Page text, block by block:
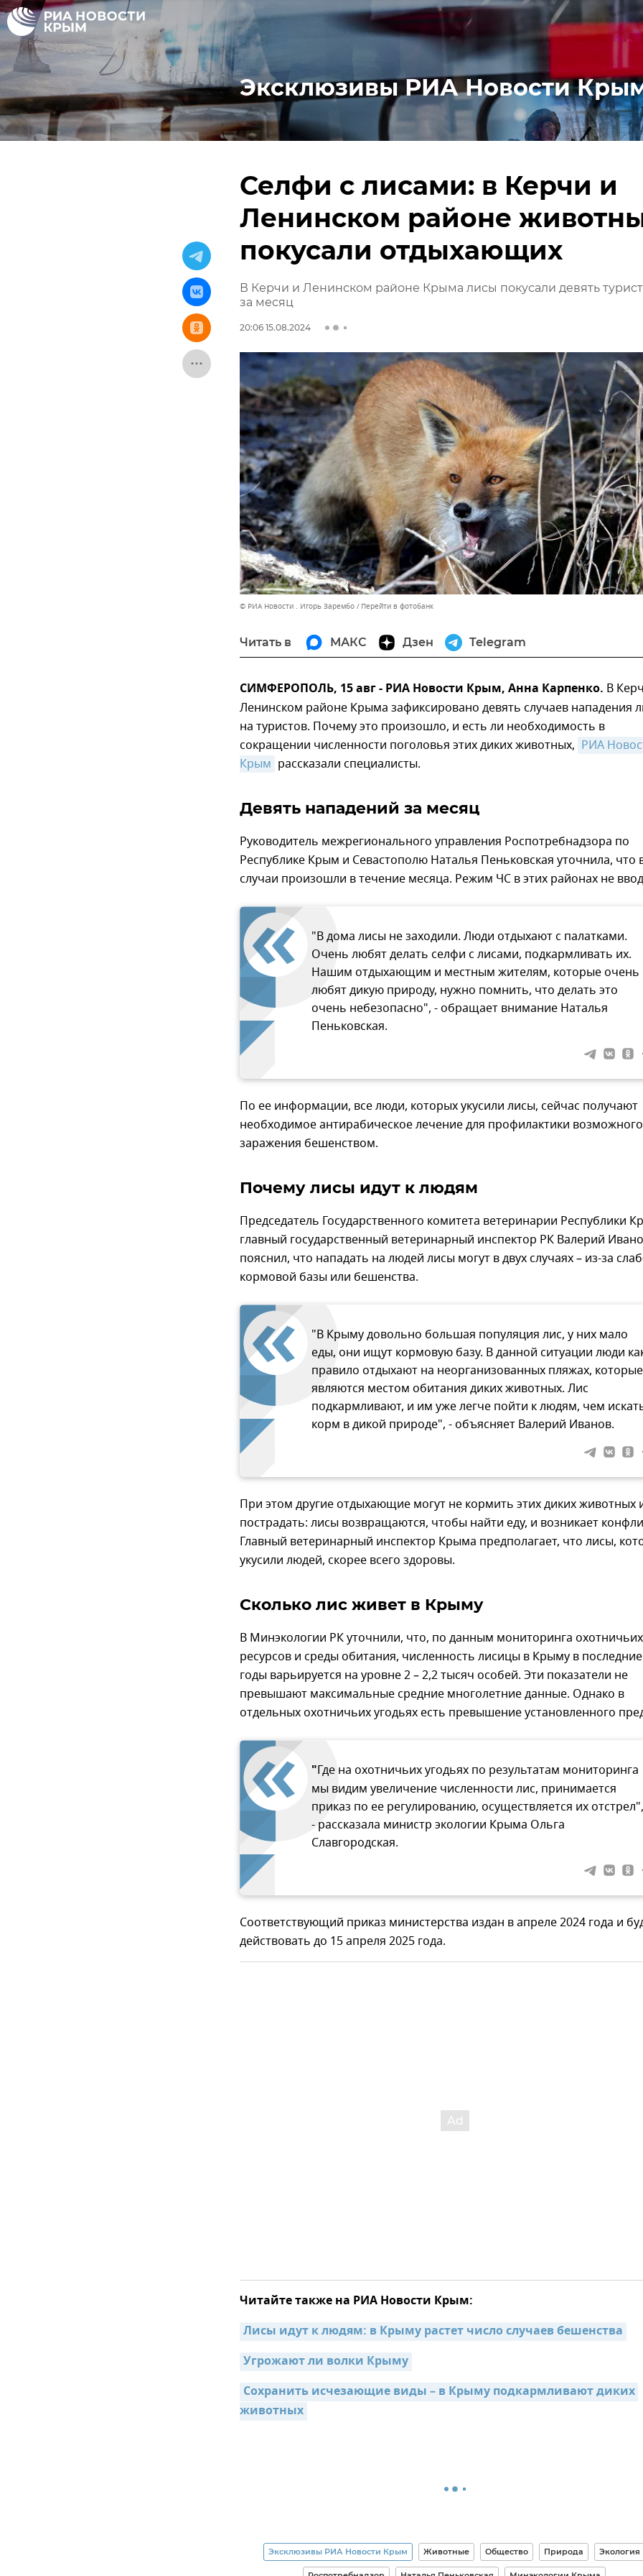
Эксклюзивы РИА Новости
Селфи с лисами: в Керчи и
Ленинском районе
покусали отдыхающих
В Керчи и Ленинском районе Крыма лисы покусали девять
за месяц
20:06 15.08.2024
© РИА Новости . Игорь Зарембо Перейти в фотобанк
Читать в МАКС Дзен Telegram
СИМФЕРОПОЛЬ, 15 авг - РИА Новости Крым, Анна Карпенко. В
Ленинском районе Крыма зафиксировано девять случаев нападения
на туристов. Почему это произошло, и есть ли необходимость в
сокращении численности поголовья этих диких животных, РИА
Крым рассказали специалисты.
Девять нападений за месяц
Руководитель межрегионального управления Роспотребнадзора по
Республике Крым и Севастополю Наталья Пеньковская уточнила, что
случаи произошли в течение месяца. Режим ЧС в этих районах не
"В дома лисы не заходили. Люди отдыхают с палатками.
Очень любят делать селфи с лисами, подкармливать их.
Нашим отдыхающим и местным жителям, которые очень
любят дикую природу, нужно помнить, что делать это
очень небезопасно", - обращает внимание Наталья
Пеньковская.
По ее информации, все люди, которых укусили лисы, сейчас получают
необходимое антирабическое лечение для профилактики возможного
заражения бешенством.
Почему лисы идут к людям
Председатель Государственного комитета ветеринарии Республики
главный государственный ветеринарный инспектор РК Валерий
пояснил, что нападать на людей лисы могут в двух случаях – из-за
кормовой базы или бешенства.
"В Крыму довольно большая популяция лис, у них мало
еды, они ищут кормовую базу. В данной ситуации люди
правило отдыхают на неорганизованных пляжах, которые
являются местом обитания диких животных. Лис
подкармливают, и им уже легче пойти к людям, чем
корм в дикой природе", - объясняет Валерий Иванов.
При этом другие отдыхающие могут не кормить этих диких животных
пострадать: лисы возвращаются, чтобы найти еду, и возникает
Главный ветеринарный инспектор Крыма предполагает, что лисы,
укусили людей, скорее всего здоровы.
Сколько лис живет в Крыму
В Минэкологии РК уточнили, что, по данным мониторинга охотничьих
ресурсов и среды обитания, численность лисицы в Крыму в последние
годы варьируется на уровне 2 – 2,2 тысяч особей. Эти показатели не
превышают максимальные средние многолетние данные. Однако в
отдельных охотничьих угодьях есть превышение установленного
"Где на охотничьих угодьях по результатам мониторинга
мы видим увеличение численности лис, принимается
приказ по ее регулированию, осуществляется их отстрел",
- рассказала министр экологии Крыма Ольга
Славгородская.
Соответствующий приказ министерства издан в апреле 2024 года и
действовать до 15 апреля 2025 года.
Читайте также на РИА Новости Крым:
Лисы идут к людям: в Крыму растет число случаев бешенства
Угрожают ли волки Крыму
Сохранить исчезающие виды – в Крыму подкармливают диких
животных
Эксклюзивы РИА Новости Крым Животные Общество Природа Экология